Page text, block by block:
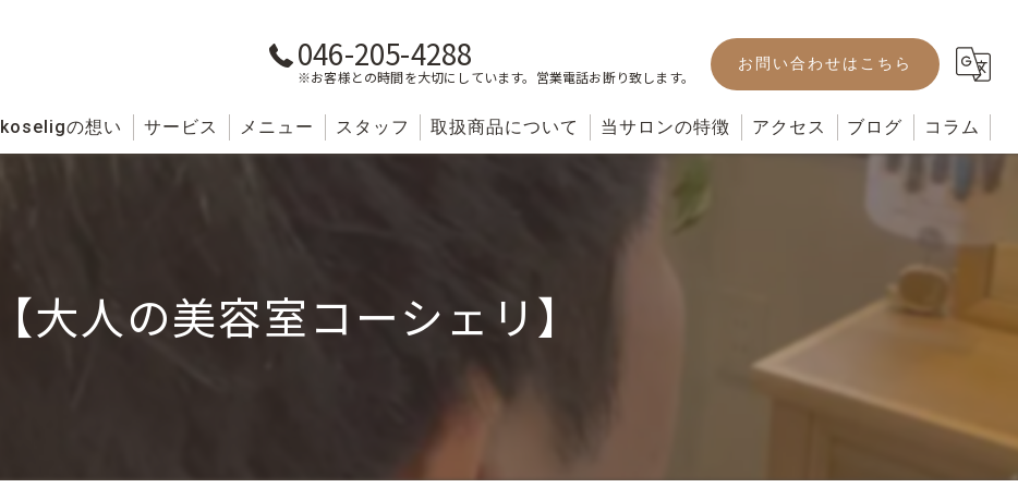
046-205-4288
※お客様との時間を大切にしています。営業電話お断り致します。
お問い合わせはこちら
koseligの想い サービス メニュー スタッフ 取扱商品について 当サロンの特徴 アクセス ブログ コラム
【大人の美容室コーシェリ】